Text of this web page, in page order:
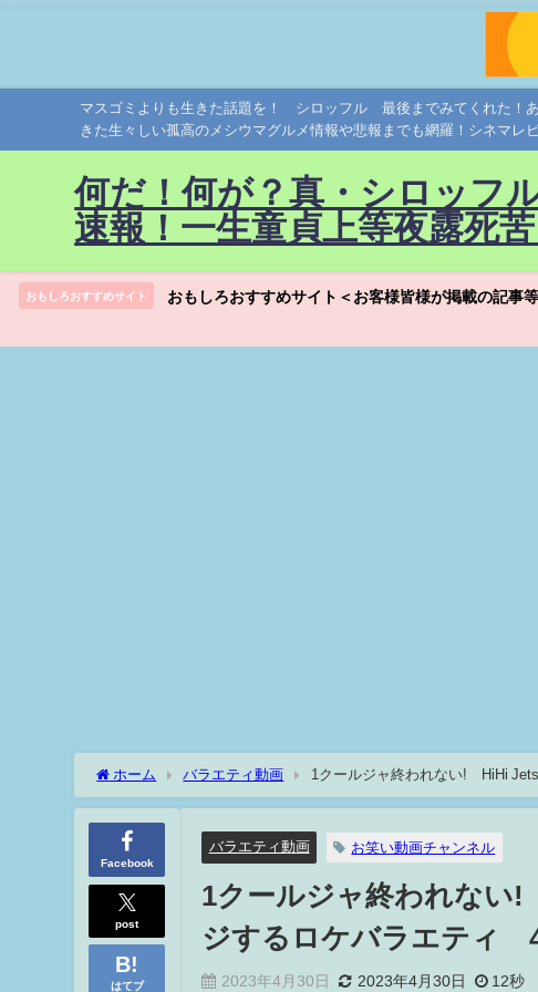
マスゴミよりも生きた話題を！ シロッフル 最後までみてくれた！
きた生々しい孤高のメシウマグルメ情報や悲報までも網羅！シネマレ
何だ！何が？真・シロッ
速報！一生童貞上等夜露死苦
おもしろおすすめサイト
おもしろおすすめサイト＜お客様皆様が掲載の記事
ホーム バラエティ動画 1クールジャ終われない! HiHi
Facebook
post
はてブ
バラエティ動画 お笑い動画チャンネル
1クールジャ終われない
ジするロケバラエティ
2023年4月30日 2023年4月30日 12秒